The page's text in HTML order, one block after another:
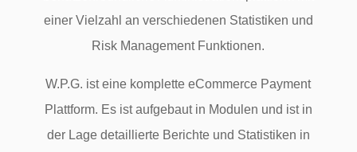
einer Vielzahl an verschiedenen Statistiken und
Risk Management Funktionen.
W.P.G. ist eine komplette eCommerce Payment
Plattform. Es ist aufgebaut in Modulen und ist in
der Lage detaillierte Berichte und Statistiken in